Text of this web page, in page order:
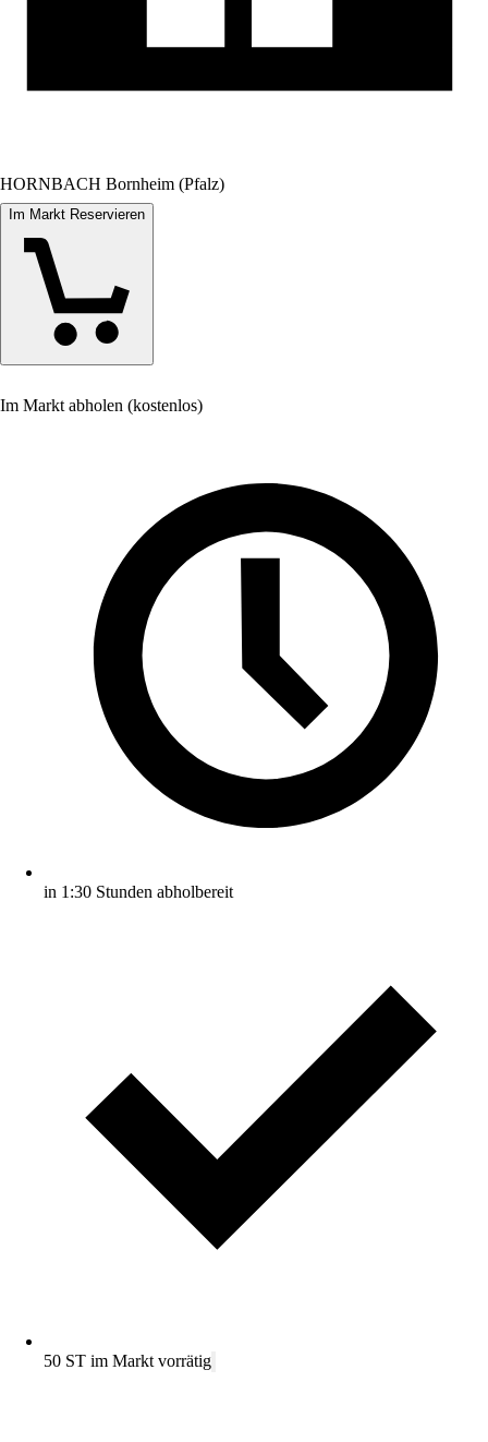
HORNBACH Bornheim (Pfalz)
Im Markt Reservieren
Im Markt abholen (kostenlos)
in 1:30 Stunden abholbereit
50 ST im Markt vorrätig